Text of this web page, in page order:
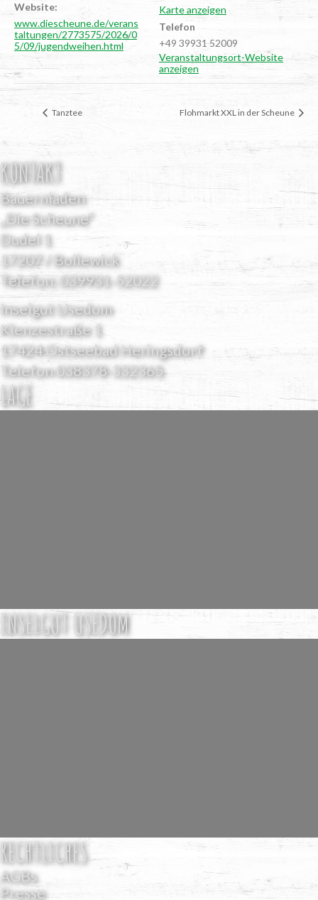
Website:
www.diescheune.de/verans
taltungen/2773575/2026/0
5/09/jugendweihen.html
Karte anzeigen
Telefon
+49 39931 52009
Veranstaltungsort-Website
anzeigen
Tanz­tee Floh­markt XXL in der Scheune
KONTAKT
Bauernladen
„Die Scheune“
Dudel 1
17207 / Bollewick
Telefon:039931-52022
Inselgut Usedom
Klenzestraße 1
17424 Ostseebad Heringsdorf
Telefon038378-332365
LAGE
INSELGUT USEDOM
RECHTLICHES
AGBs
Presse